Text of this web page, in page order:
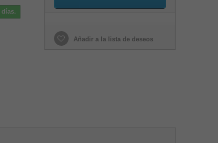
Añadir a la lista de deseos